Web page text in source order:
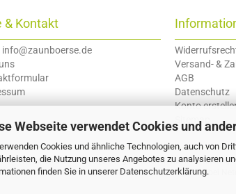
Webseite verwendet Cookies und
Cookies und ähnliche Technologien, auch von
die Nutzung unseres Angebotes zu analysieren
finden Sie in unserer Datenschutzerklärung.
& Kontakt
info@zaunboerse.de
Versand- &
AGB
Datenschutz
Konto
Sitemap
verstehen sich inklusive der gesetzlichen
erstellenmit Gambio.de © 2026 Gambio Templates bei